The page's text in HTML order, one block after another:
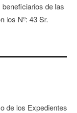
de las
los Nº: 43 Sr.
de los Expedientes